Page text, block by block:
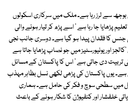
بوجھ سے لرز رہا ہے۔ ملک میں سرکاری اسکولوں
پڑھایا جا رہا ہے ' اسے پڑھ کر تیار ہونے والی
جنس کا فقدان پیدا ہو گیا ہے۔ دوسری جانب نجی
اور یونیورسٹیز میں جو نصاب پڑھایا جاتا ہے
تربیت دی جاتی ہے ' اس کا پاکستان کے مسائل
ہے۔ یوں پاکستان کی پڑھی لکھی نسل بظاہر مہذب
میں سطحی سوچ و فکر کی حامل ہے۔ ہماری
خلفشار اور کنفیوژن کا شکار ہونے کے باعث